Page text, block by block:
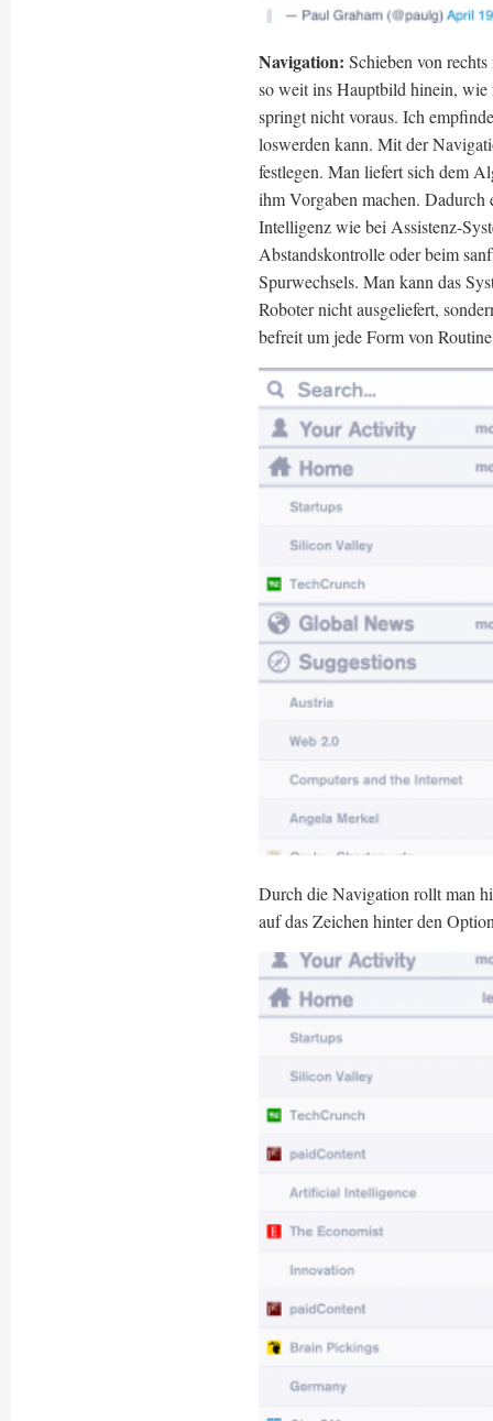
Navigation: Schieben von
so weit ins Hauptbild hinein, wie
springt nicht voraus. Ich
loswerden kann. Mit der
festlegen. Man liefert sich dem
ihm Vorgaben machen. Dadurch
Intelligenz wie bei Assistenz-
Abstandskontrolle oder beim
Spurwechsels. Man kann das
Roboter nicht ausgeliefert,
befreit um jede Form von
Durch die Navigation rollt man
auf das Zeichen hinter den